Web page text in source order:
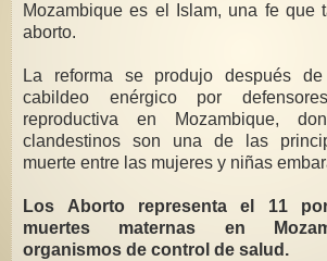
Mozambique es el Islam, una fe que
aborto.
La reforma se produjo después
cabildeo enérgico por
reproductiva en Mozambique,
clandestinos son una de las
muerte entre las mujeres y niñas
Los Aborto representa el 11
muertes maternas en
organismos de control de salud.